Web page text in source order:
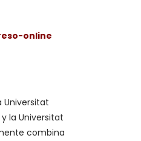
online
Universitat
la Universitat
combina